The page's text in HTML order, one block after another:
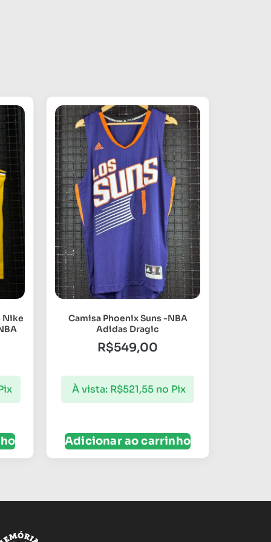
Nike
Camisa Phoenix Suns -NBA
Adidas Dragic
R$549,00
À vista: R$521,55 no Pix
Adicionar ao carrinho